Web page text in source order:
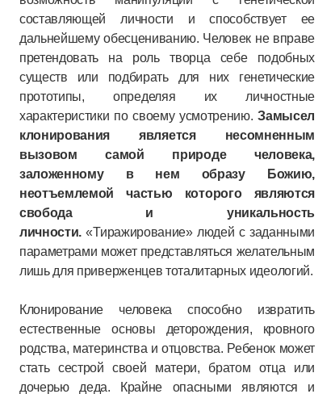
составляющей личности и способствует ее
дальнейшему обесцениванию. Человек не вправе
претендовать на роль творца себе подобных
существ или подбирать для них генетические
прототипы, определяя их личностные
характеристики по своему усмотрению. Замысел
клонирования является несомненным
вызовом самой природе человека,
заложенному в нем образу Божию,
неотъемлемой частью которого являются
свобода и уникальность
личности. «Тиражирование» людей с заданными
параметрами может представляться желательным
лишь для приверженцев тоталитарных идеологий.
Клонирование человека способно извратить
естественные основы деторождения, кровного
родства, материнства и отцовства. Ребенок может
стать сестрой своей матери, братом отца или
дочерью деда. Крайне опасными являются и